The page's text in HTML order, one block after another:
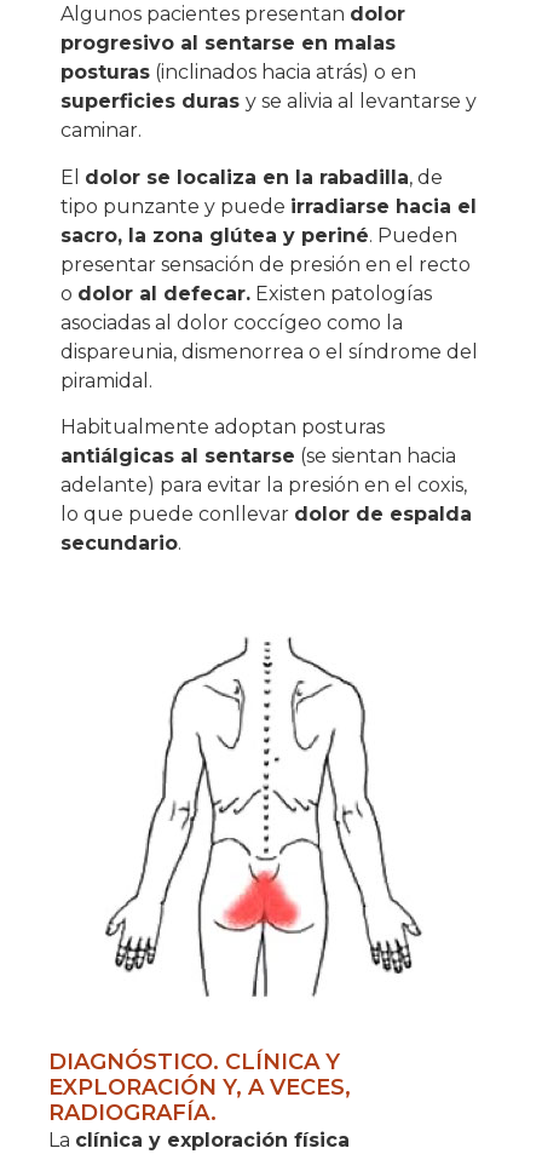
Algunos pacientes presentan dolor
progresivo al sentarse en malas
posturas (inclinados hacia atrás) o en
superficies duras y se alivia al levantarse y
caminar.
El dolor se localiza en la rabadilla, de
tipo punzante y puede irradiarse hacia el
sacro, la zona glútea y periné. Pueden
presentar sensación de presión en el recto
o dolor al defecar. Existen patologías
asociadas al dolor coccígeo como la
dispareunia, dismenorrea o el síndrome del
piramidal.
Habitualmente adoptan posturas
antiálgicas al sentarse (se sientan hacia
adelante) para evitar la presión en el coxis,
lo que puede conllevar dolor de espalda
secundario.
DIAGNÓSTICO. CLÍNICA Y
EXPLORACIÓN Y, A VECES,
RADIOGRAFÍA.
La clínica y exploración física